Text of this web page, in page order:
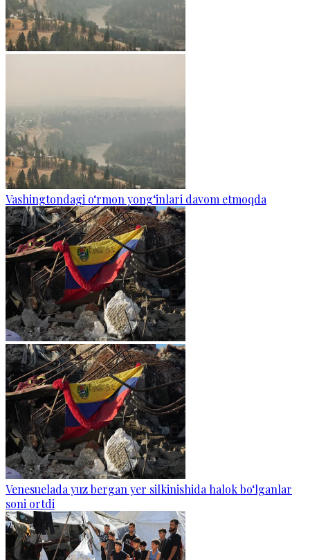
Vashingtondagi o‘rmon yong‘inlari davom etmoqda
Venesuelada yuz bergan yer silkinishida halok bo‘lganlar
soni ortdi